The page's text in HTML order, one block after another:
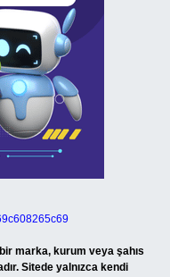
marka, kurum veya şahıs
Sitede yalnızca kendi